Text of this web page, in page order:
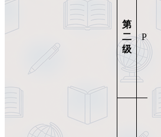
第
二
级
PET